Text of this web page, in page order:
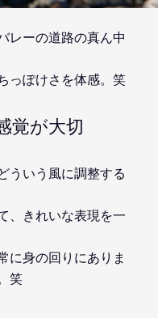
レーの道路の真ん中
っぽけさを体感。笑
覚が大切
ういう風に調整する
、きれいな表現を一
に身の回りにありま
笑